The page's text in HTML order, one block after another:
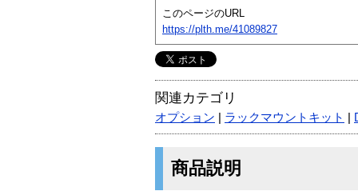
このページのURL
https://plth.me/41089827
関連カテゴリ
オプション ラックマウントキット
商品説明